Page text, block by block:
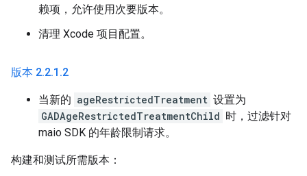
赖项，允许使用次要版本。
清理 Xcode 项目配置。
版本 2.2.1 .2
当新的 ageRestrictedTreatment 设置为
GADAgeRestrictedTreatmentChild 时，过滤针对
maio SDK 的年龄限制请求。
构建和测试所需版本：